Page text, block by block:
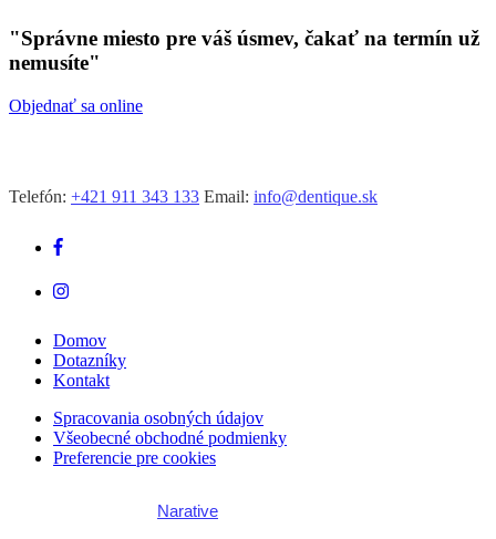
"Správne miesto pre váš úsmev, čakať na termín už
nemusíte"
Objednať sa online
Telefón: +421 911 343 133 Email: info@dentique.sk
Domov
Dotazníky
Kontakt
Spracovania osobných údajov
Všeobecné obchodné podmienky
Preferencie pre cookies
Narative